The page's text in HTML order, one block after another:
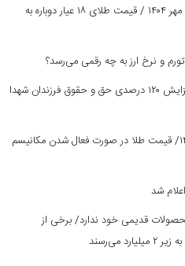
پیش بینی قیمت طلا و سکه امروز ۲ مهر ۱۴۰۴ / قیمت طلای ۱۸ عیار دوباره به
بانک دی در مسیر بهبود وضعیت/ افزایش ۱۲۰ درصدی حق و حقوق فرزندان شهدا
قیمت طلا و سکه امروز ۲۹ مرداد ۱۴۰۴/ قیمت طلا در صورت فعال شدن مکانیسم
شد
قدیمی خود ندارد/ برخی از